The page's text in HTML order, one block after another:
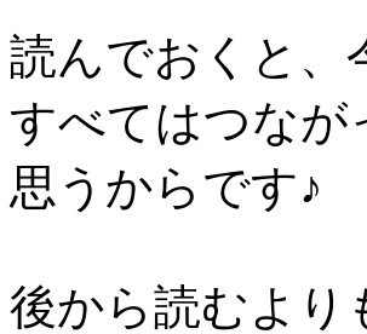
読んでおくと、
すべてはつなが
思うからです♪
後から読むより